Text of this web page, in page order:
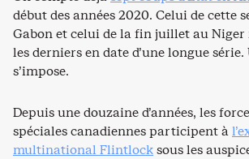
début des années 2020. Celui de cette
Gabon et celui de la fin juillet au Niger
les derniers en date d’une longue
s’impose.
Depuis une douzaine d’années, les
spéciales canadiennes participent à
multinational Flintlocksous les